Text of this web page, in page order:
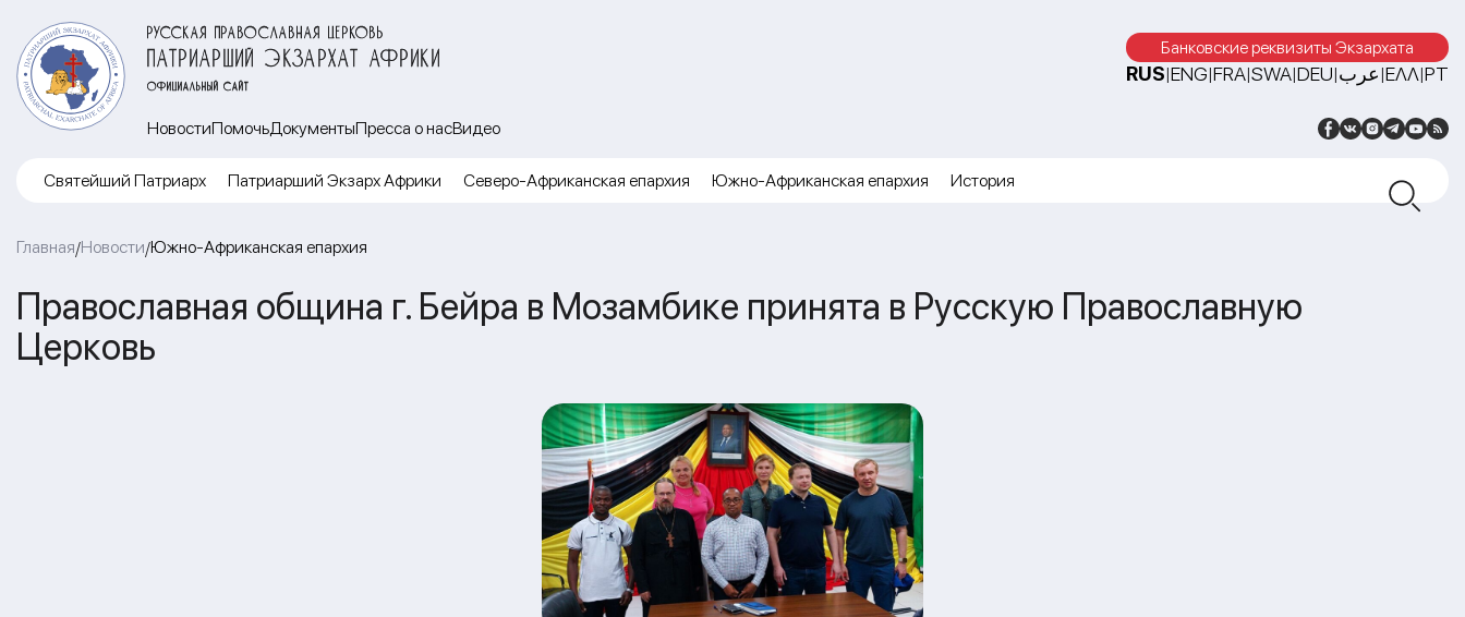
РУССКАЯ ПРАВОСЛАВНАЯ ЦЕРКОВЬ
ПАТРИАРШИЙ ЭКЗАРХАТ АФРИКИ
ОФИЦИАЛЬНЫЙ САЙТ
Банковские реквизиты Экзархата
RUS|ENG|FRA|SWA|DEU|عرب|ΕΛΛ|PT
НовостиПомочьДокументыПресса о насВидео
Cвятейший Патриарх Патриарший Экзарх Африки Северо-Африканская епархия Южно-Африканская епархия История
Главная/Новости/Южно-Африканская епархия
Православная община г. Бейра в Мозамбике принята в Русскую Православную
Церковь